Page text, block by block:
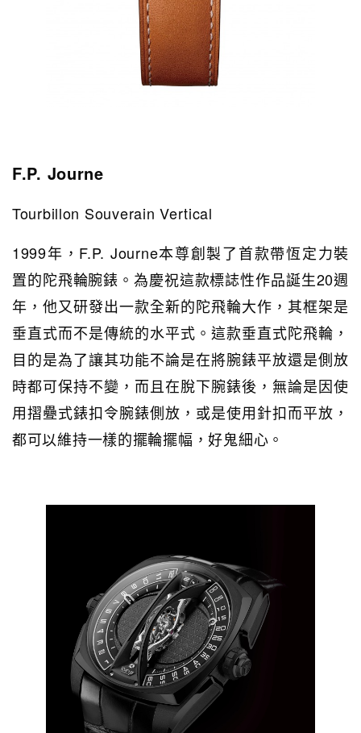
F.P. Journe
Tourbillon Souverain Vertical
1999年，F.P. Journe本尊創製了首款帶恆定力裝
置的陀飛輪腕錶。為慶祝這款標誌性作品誕生20週
年，他又研發出一款全新的陀飛輪大作，其框架是
垂直式而不是傳統的水平式。這款垂直式陀飛輪，
目的是為了讓其功能不論是在將腕錶平放還是側放
時都可保持不變，而且在脫下腕錶後，無論是因使
用摺疉式錶扣令腕錶側放，或是使用針扣而平放，
都可以維持一樣的擺輪擺幅，好鬼細心。